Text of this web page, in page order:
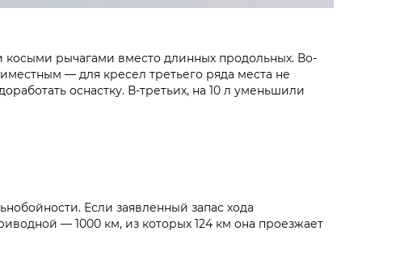
рычагами вместо длинных продольных. Во-
— для кресел третьего ряда места не
оснастку. В-третьих, на 10 л уменьшили
Если заявленный запас хода
— 1000 км, из которых 124 км она проезжает